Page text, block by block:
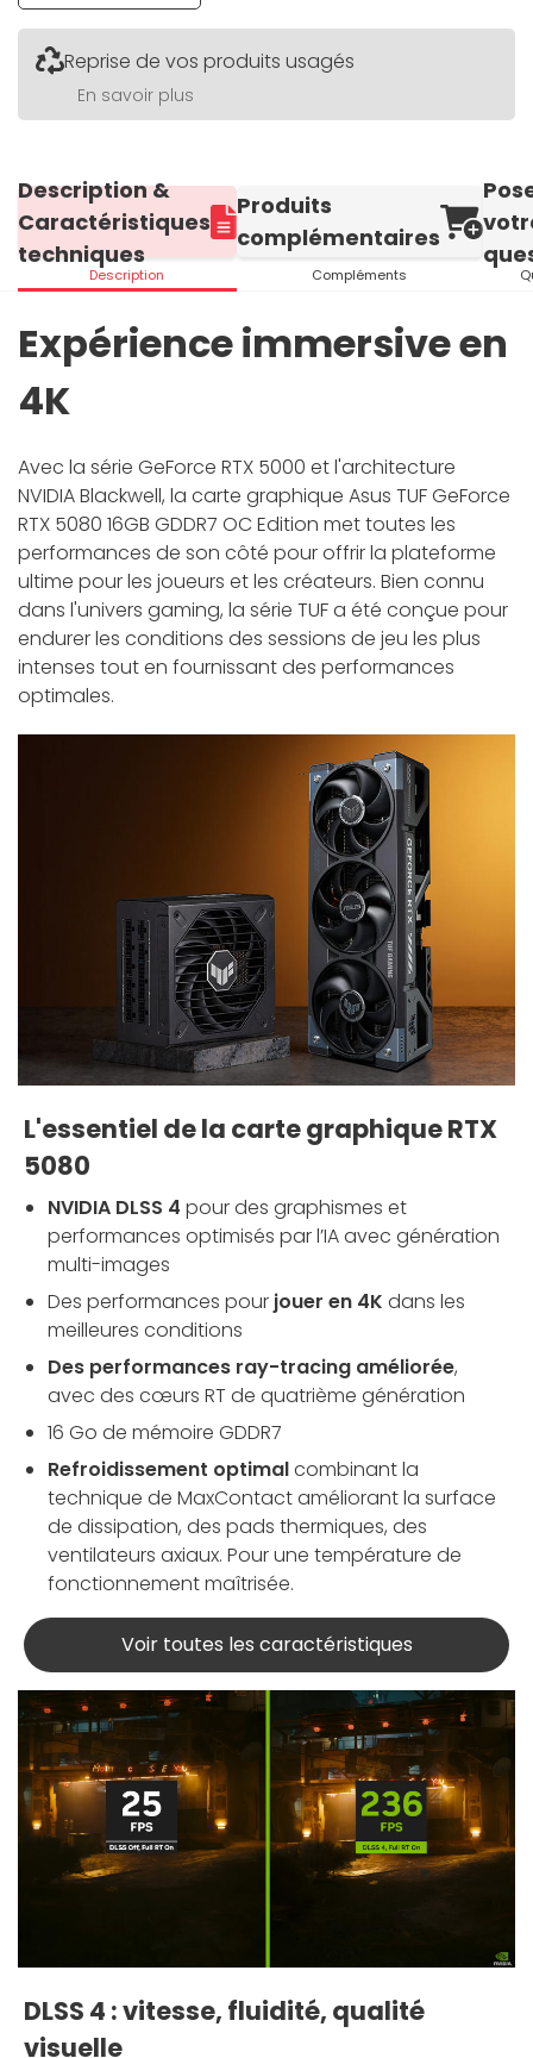
Reprise de vos produits usagés
En savoir plus
Description &
Caractéristiques
techniques
Description
Produits
complémentaires
Compléments
Expérience immersive en
4K
Avec la série GeForce RTX 5000 et l'architecture
NVIDIA Blackwell, la carte graphique Asus TUF GeForce
RTX 5080 16GB GDDR7 OC Edition met toutes les
performances de son côté pour offrir la plateforme
ultime pour les joueurs et les créateurs. Bien connu
dans l'univers gaming, la série TUF a été conçue pour
endurer les conditions des sessions de jeu les plus
intenses tout en fournissant des performances
optimales.
L'essentiel de la carte graphique RTX
5080
NVIDIA DLSS 4 pour des graphismes et
performances optimisés par l’IA avec génération
multi-images
Des performances pour jouer en 4K dans les
meilleures conditions
Des performances ray-tracing améliorée,
avec des cœurs RT de quatrième génération
16 Go de mémoire GDDR7
Refroidissement optimalcombinant la
technique de MaxContact améliorant la surface
de dissipation, des pads thermiques, des
ventilateurs axiaux. Pour une température de
fonctionnement maîtrisée.
Voir toutes les caractéristiques
DLSS 4 : vitesse, fluidité, qualité
visuelle